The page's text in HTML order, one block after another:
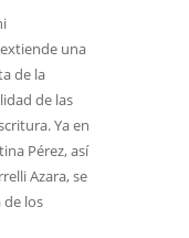
una
de la
de las
Ya en
Pérez, así
Azara, se
de los